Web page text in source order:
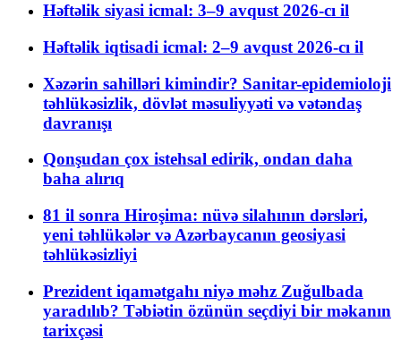
Həftəlik siyasi icmal: 3–9 avqust 2026-cı il
Həftəlik iqtisadi icmal: 2–9 avqust 2026-cı il
Xəzərin sahilləri kimindir? Sanitar-epidemioloji
təhlükəsizlik, dövlət məsuliyyəti və vətəndaş
davranışı
Qonşudan çox istehsal edirik, ondan daha
baha alırıq
81 il sonra Hiroşima: nüvə silahının dərsləri,
yeni təhlükələr və Azərbaycanın geosiyasi
təhlükəsizliyi
Prezident iqamətgahı niyə məhz Zuğulbada
yaradılıb? Təbiətin özünün seçdiyi bir məkanın
tarixçəsi